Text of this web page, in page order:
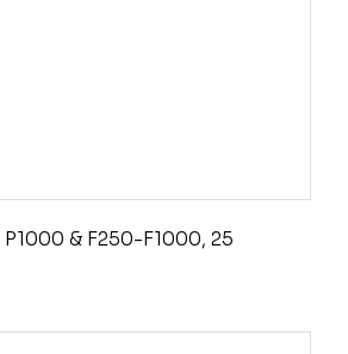
P1000 & F250-F1000, 25